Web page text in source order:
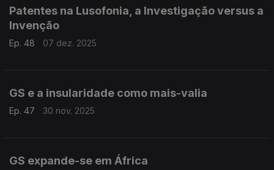
Patentes na Lusofonia, a Investigação versus a
Invenção
Ep. 48 07 dez. 2025
GS e a insularidade como mais-valia
Ep. 47 30 nov. 2025
GS expande-se em África